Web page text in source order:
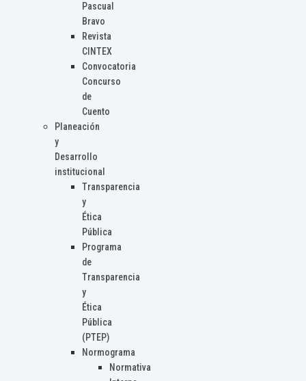
Pascual
Bravo
Revista
CINTEX
Convocatoria
Concurso
de
Cuento
Planeación
y
Desarrollo
institucional
Transparencia
y
Ética
Pública
Programa
de
Transparencia
y
Ética
Pública
(PTEP)
Normograma
Normativa